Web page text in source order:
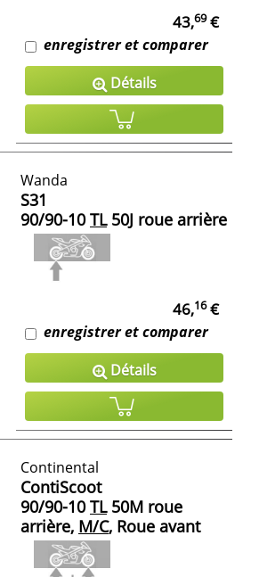
43,69€
enregistrer et comparer
Détails
Wanda
S31
90/90-10 TL50J roue arrière
46,16€
enregistrer et comparer
Détails
Continental
ContiScoot
90/90-10 TL50M roue
arrière, M/C, Roue avant